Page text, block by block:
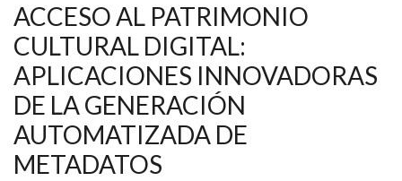
ACCESO AL PATRIMONIO
CULTURAL DIGITAL:
APLICACIONES INNOVADORAS
DE LA GENERACIÓN
AUTOMATIZADA DE
METADATOS